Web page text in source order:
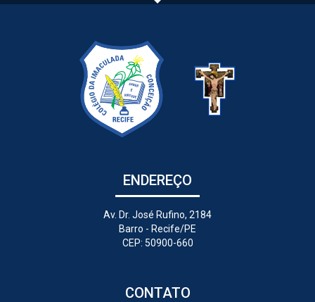
ENDEREÇO
Av. Dr. José Rufino, 2184
Barro - Recife/PE
CEP: 50900-660
CONTATO